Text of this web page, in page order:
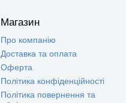
Магазин
Про компанію
Доставка та оплата
Оферта
Політика конфіденційності
Політика повернення та